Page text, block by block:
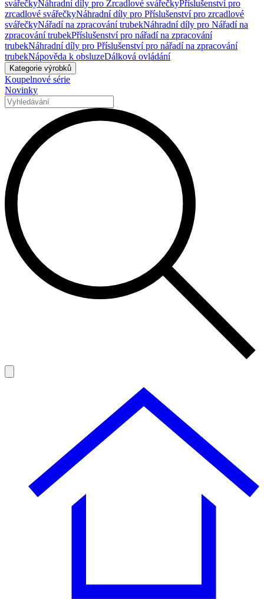
svářečkyNáhradní díly pro Zrcadlové svářečkyPříslušenství pro
zrcadlové svářečkyNáhradní díly pro Příslušenství pro zrcadlové
svářečkyNářadí na zpracování trubekNáhradní díly pro Nářadí na
zpracování trubekPříslušenství pro nářadí na zpracování
trubekNáhradní díly pro Příslušenství pro nářadí na zpracování
trubekNápověda k obsluzeDálková ovládání
Kategorie výrobků
Koupelnové série
Novinky